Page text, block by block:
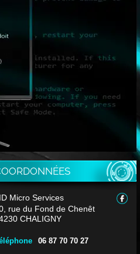
Micro Services
rue du Fond de Chenêt
CHALIGNY
06 87 70 70 27